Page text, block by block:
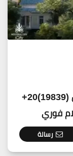
ماونتن فيو اي سيتي التجمع الخامس (19839)20+
رسالة